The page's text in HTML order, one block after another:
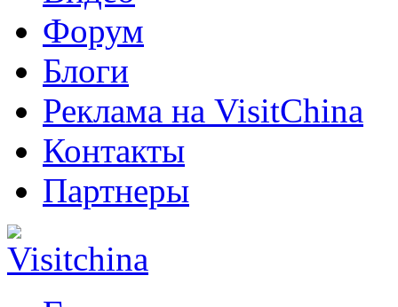
Форум
Блоги
Реклама на VisitChina
Контакты
Партнеры